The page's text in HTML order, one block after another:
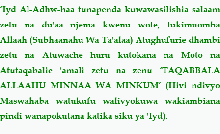
‘Iyd Al-Adhw-haa tunapenda kuwawasilishia salaam
zetu na du'aa njema kwenu wote, tukimuomba
Allaah (Subhaanahu Wa Ta'alaa) Atughufurie dhambi
zetu na Atuwache huru kutokana na Moto na
Atutaqabalie 'amali zetu na zenu ‘TAQABBALA
ALLAAHU MINNAA WA MINKUM’ (Hivi ndivyo
Maswahaba watukufu walivyokuwa wakiambiana
pindi wanapokutana katika siku ya 'Iyd).